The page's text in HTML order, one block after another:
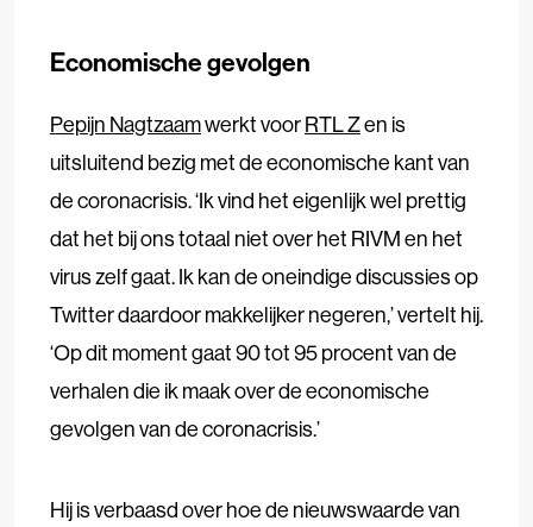
Economische gevolgen
Pepijn Nagtzaamwerkt voorRTL Zen is
uitsluitend bezig met de economische kant van
de coronacrisis. ‘Ik vind het eigenlijk wel prettig
dat het bij ons totaal niet over het RIVM en het
virus zelf gaat. Ik kan de oneindige discussies op
Twitter daardoor makkelijker negeren,’ vertelt hij.
‘Op dit moment gaat 90 tot 95 procent van de
verhalen die ik maak over de economische
gevolgen van de coronacrisis.’
Hij is verbaasd over hoe de nieuwswaarde van